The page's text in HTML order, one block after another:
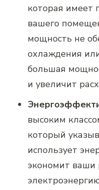
которая
вашего
мощность не
охлаждения
большая
и увеличит
высоким
который
использует
экономит ваши